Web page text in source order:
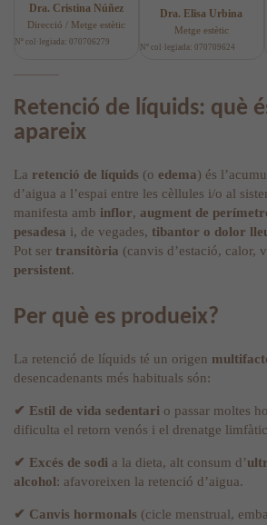
Dra. Cristina Núñez
Direcció / Metge estètic
Nº col·legiada: 070706279
Dra. Elisa Urbina
Metge estètic
Nº col·legiada: 070709624
Retenció de líquids: què
apareix
La retenció de líquids (o edema) és
d’aigua a l’espai entre les cèllules i/o al
manifesta amb inflor, augment de
pesadesa i, de vegades, tibantor o dolor
Pot ser transitòria (canvis d’estació, calor,
persistent.
Per què es produeix?
La retenció de líquids té un origen
desencadenants més habituals són:
✔ Estil de vida sedentari o passar moltes
dificulta el retorn venós i el drenatge
✔ Excés de sodi a la dieta, alt consum d’
alcohol: afavoreixen la retenció d’aigua.
✔ Canvis hormonals (cicle menstrual,